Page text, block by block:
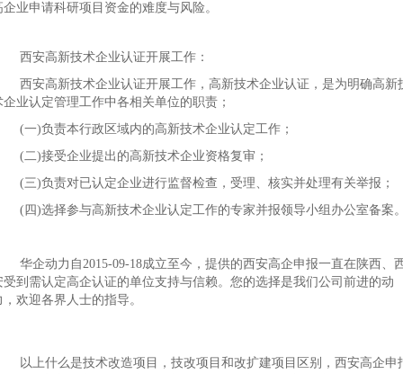
企业申请科研项目资金的难度与风险。
西安高新技术企业认证开展工作：
西安高新技术企业认证开展工作，高新技术企业认证，是为明确高新
企业认定管理工作中各相关单位的职责；
(一)负责本行政区域内的高新技术企业认定工作；
(二)接受企业提出的高新技术企业资格复审；
(三)负责对已认定企业进行监督检查，受理、核实并处理有关举报；
(四)选择参与高新技术企业认定工作的专家并报领导小组办公室备案
华企动力自2015-09-18成立至今，提供的西安高企申报一直在陕西、
受到需认定高企认证的单位支持与信赖。您的选择是我们公司前进的动
，欢迎各界人士的指导。
以上什么是技术改造项目，技改项目和改扩建项目区别，西安高企申